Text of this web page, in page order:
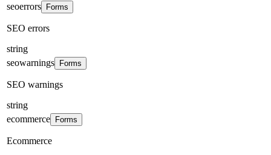
seoerrors
Forms
SEO errors
string
seowarnings
Forms
SEO warnings
string
ecommerce
Forms
Ecommerce